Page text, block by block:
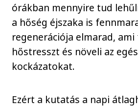
órákban mennyire tud
a hőség éjszaka is
regenerációja elmarad, ami
hőstresszt és növeli az
kockázatokat.
Ezért a kutatás a napi